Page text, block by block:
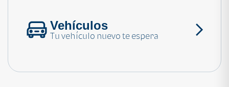
Vehículos
Tu vehículo nuevo te espera